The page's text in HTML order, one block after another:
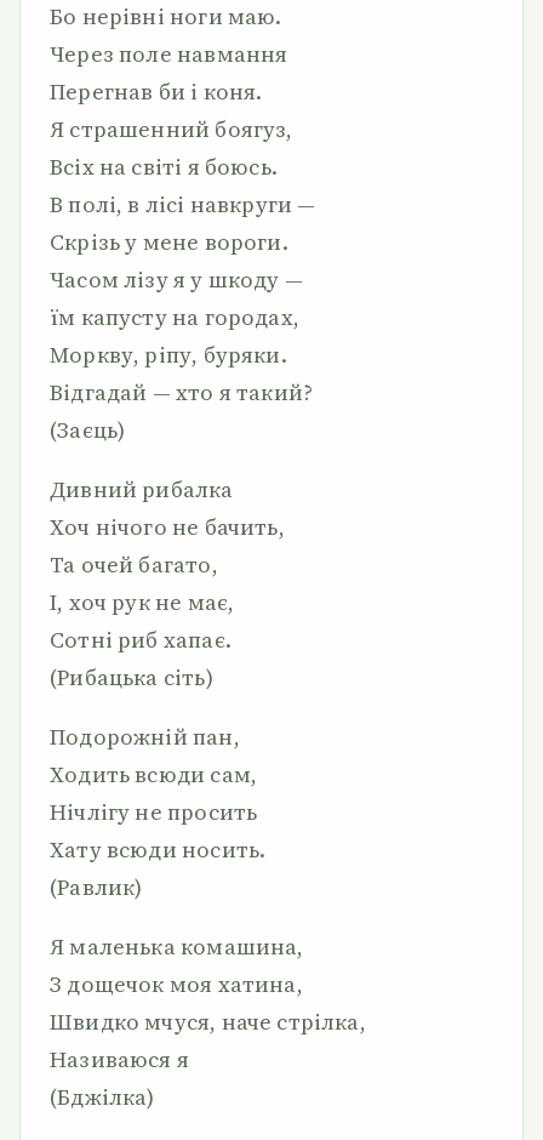
Бо нерівні ноги маю.
Через поле навмання
Перегнав би і коня.
Я страшенний боягуз,
Всіх на світі я боюсь.
В полі, в лісі навкруги —
Скрізь у мене вороги.
Часом лізу я у шкоду —
їм капусту на городах,
Моркву, ріпу, буряки.
Відгадай — хто я такий?
(Заєць)
Дивний рибалка
Хоч нічого не бачить,
Та очей багато,
І, хоч рук не має,
Сотні риб хапає.
(Рибацька сіть)
Подорожній пан,
Ходить всюди сам,
Нічлігу не просить
Хату всюди носить.
(Равлик)
Я маленька комашина,
З дощечок моя хатина,
Швидко мчуся, наче стрілка,
Називаюся я
(Бджілка)